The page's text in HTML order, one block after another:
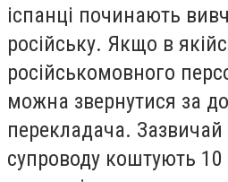
іспанці починають
російську. Якщо в
російськомовного
можна звернутися за
перекладача. Зазвичай
супроводу коштують 10